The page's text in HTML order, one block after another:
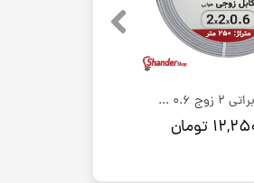
کابل مخابراتی 2 زوج 0.6 مسی پارسان کابل خسروی | کلاف 250 متری
تومان